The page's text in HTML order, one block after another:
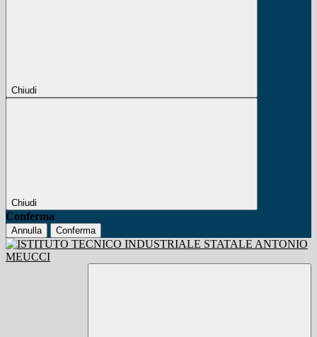
Chiudi
Chiudi
Conferma
Annulla Conferma